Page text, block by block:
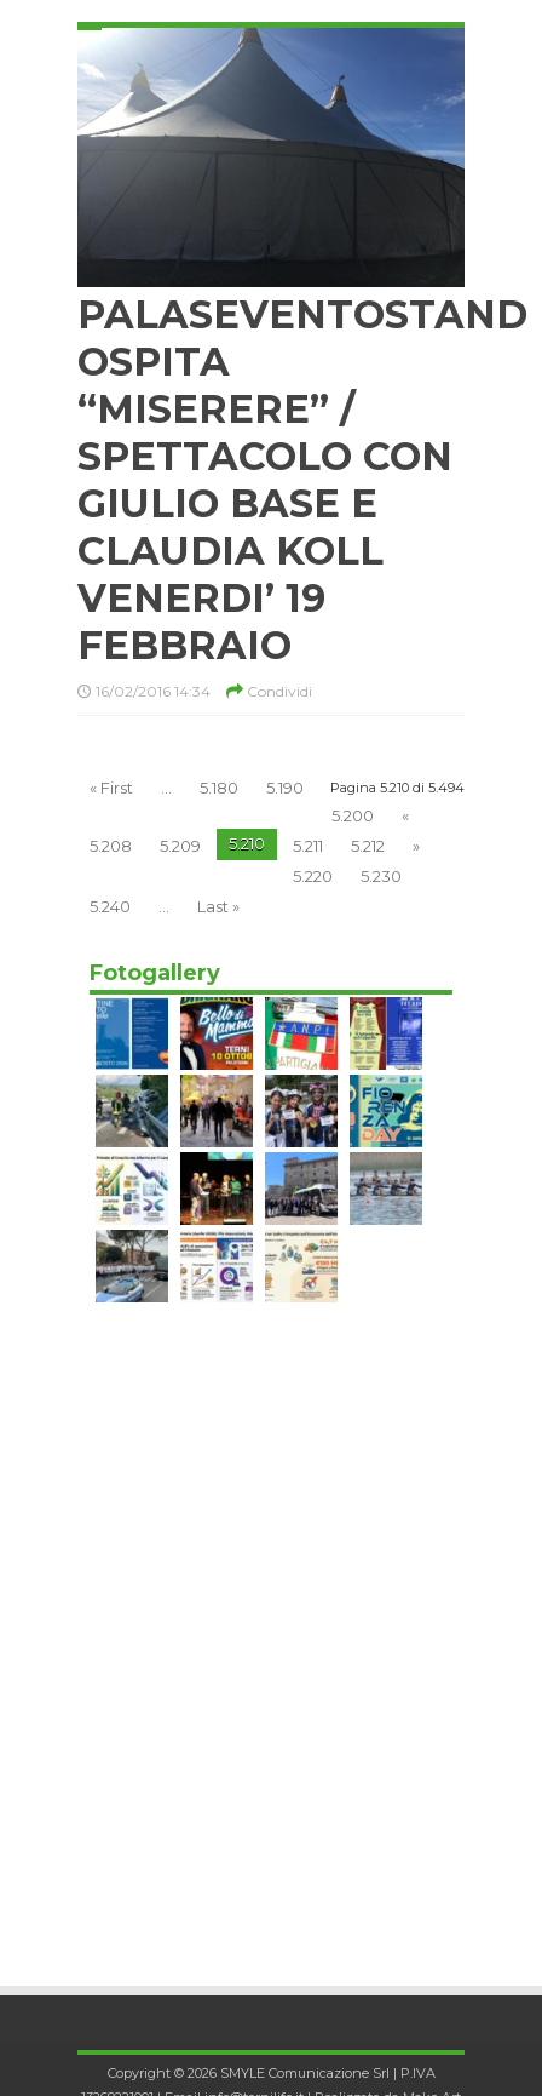
PALASEVENTOSTAND
OSPITA
“MISERERE” /
SPETTACOLO CON
GIULIO BASE E
CLAUDIA KOLL
VENERDI’ 19
FEBBRAIO
16/02/2016 14:34 Condividi
Pagina 5.210 di 5.494
« First 5.180
5.190
5.200
«
5.208
5.209 5.210 5.211 5.212
»
5.220
5.230
5.240
Last »
Fotogallery
Copyright © 2026 SMYLE Comunicazione Srl | P.IVA